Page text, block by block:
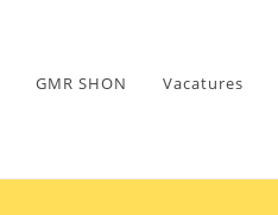
GMR SHON Vacatures